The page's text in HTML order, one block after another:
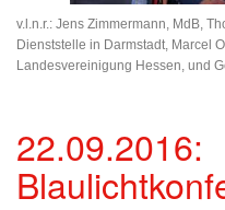
v.l.n.r.: Jens Zimmermann, MdB,
Dienststelle in Darmstadt, Marcel
Landesvereinigung Hessen, und
22.09.2016: